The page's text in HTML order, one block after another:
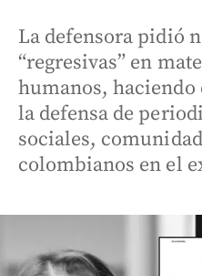
La defensora pidió
“regresivas” en
humanos, haciendo
la defensa de
sociales,
colombianos en el